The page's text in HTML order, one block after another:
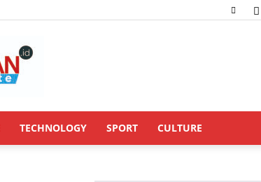
TECHNOLOGY SPORT CULTURE